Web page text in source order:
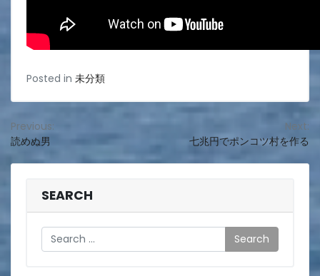
Posted in 未分類
投
稿
ゲ
Previous:
読めぬ男
Next:
七兆円でポンコツ村を作る
SEARCH
Search